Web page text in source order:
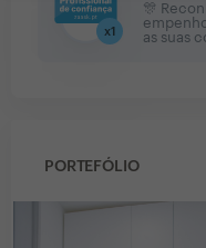
x1
🎊
as suas
PORTEFÓLIO